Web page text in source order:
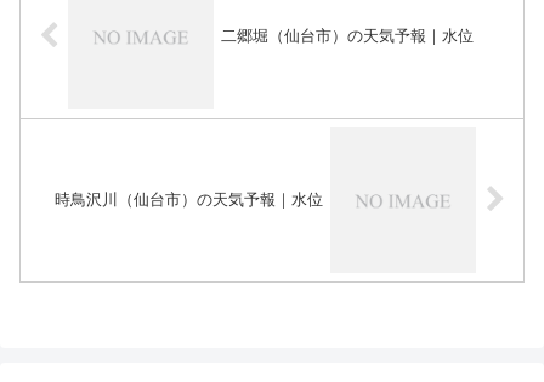
二郷堀（仙台市）の天気予報｜水位
時鳥沢川（仙台市）の天気予報｜水位